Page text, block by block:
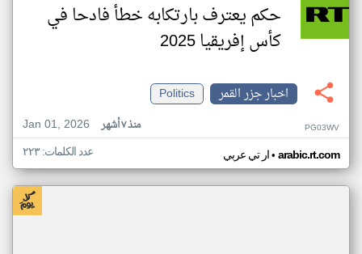
حكم يعترف بارتكابه خطأ فادحا في
كأس إفريقيا 2025
اخبار جزر القمر
Politics
Jan 01, 2026
منذ ٧ أشهر PG03WV
ار تي عربي• arabic.rt.com عدد الكلمات: ٢٢٣